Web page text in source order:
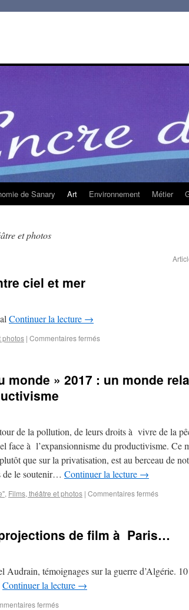
de Sanary Art Environnement Métier
et photos
ciel et mer
Continuer la lecture →
photos | Commentaires fermés
monde » 2017 : un monde
de la pollution, de leurs droits à vivre de la
face à l’expansionnisme du productivisme. Ce
que sur la privatisation, est au berceau de
de le soutenir… Continuer la lecture →
, Films, théâtre et photos | Commentaires fermés
de film à Paris…
Audrain, témoignages sur la guerre d’Algérie.
Continuer la lecture →
fermés